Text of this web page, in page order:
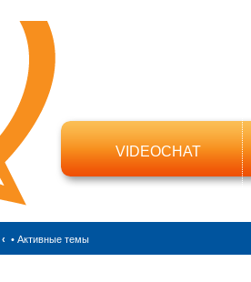
VIDEOCHAT
‹ • Активные темы